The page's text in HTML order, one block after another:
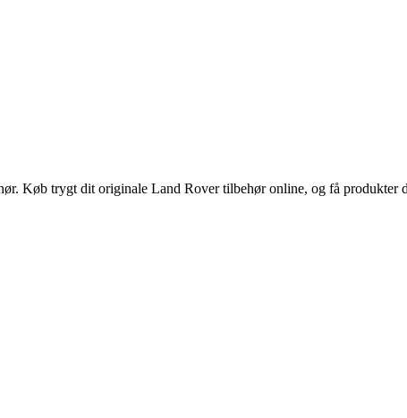
Køb trygt dit originale Land Rover tilbehør online, og få produkter